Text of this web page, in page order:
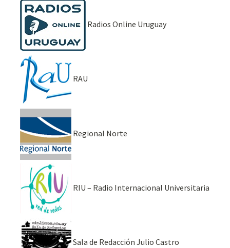
Radios Online Uruguay
RAU
Regional Norte
RIU – Radio Internacional Universitaria
Sala de Redacción Julio Castro